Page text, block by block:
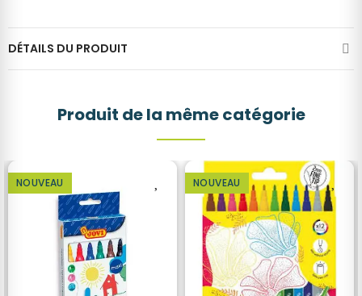
DÉTAILS DU PRODUIT
Produit de la même catégorie
NOUVEAU NOUVEAU